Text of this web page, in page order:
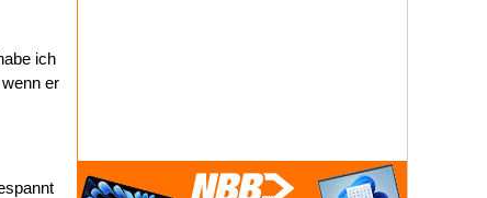
ich
er